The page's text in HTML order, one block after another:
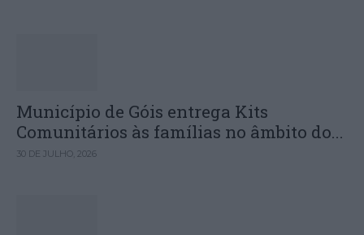
Município de Góis entrega Kits
Comunitários às famílias no âmbito do...
30 DE JULHO, 2026